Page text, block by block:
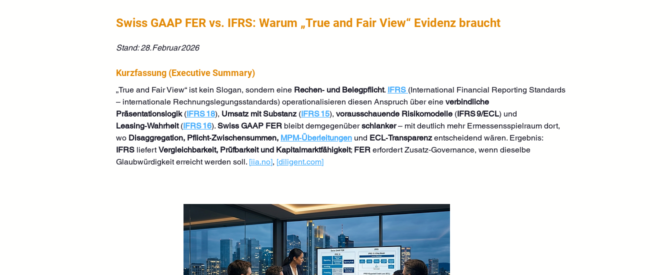
Swiss GAAP FER vs. IFRS: Warum „True and Fair View“ Evidenz braucht
Stand: 28. Februar 2026
Kurzfassung (Executive Summary)
„True and Fair View“ ist kein Slogan, sondern eine Rechen‑ und Belegpflicht. IFRS (International Financial Reporting Standards
– internationale Rechnungslegungsstandards) operationalisieren diesen Anspruch über eine verbindliche
Präsentationslogik (IFRS 18), Umsatz mit Substanz (IFRS 15), vorausschauende Risikomodelle (IFRS 9/ECL) und
Leasing‑Wahrheit (IFRS 16). Swiss GAAP FER bleibt demgegenüber schlanker – mit deutlich mehr Ermessensspielraum dort,
wo Disaggregation, Pflicht‑Zwischensummen, MPM‑Überleitungen und ECL‑Transparenz entscheidend wären. Ergebnis:
IFRS liefert Vergleichbarkeit, Prüfbarkeit und Kapitalmarktfähigkeit; FER erfordert Zusatz‑Governance, wenn dieselbe
Glaubwürdigkeit erreicht werden soll. [iia.no], [diligent.com]